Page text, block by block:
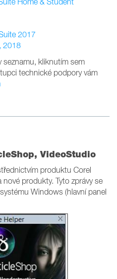
2017
2018
seznamu, kliknutím sem
technické podpory vám
VideoStudio
produktu Corel
produkty. Tyto zprávy se
Windows (hlavní panel